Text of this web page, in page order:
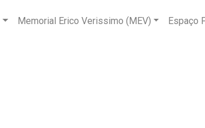
Memorial Erico Verissimo (MEV) Espaço